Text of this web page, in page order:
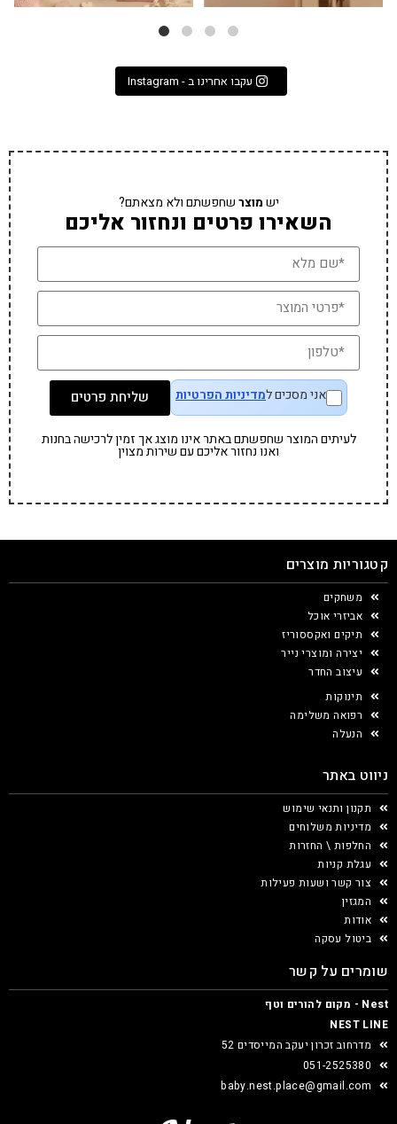
עקבו אחרינו ב - Instagram
ישמוצרשחפשתם ולא מצאתם?
השאירו פרטים ונחזור אליכם
אני מסכים למדיניות הפרטיות שליחת פרטים
לעיתים המוצר שחפשתם באתר אינו מוצג אך זמין לרכישה בחנות
ואנו נחזור אליכם עם שירות מצוין
קטגוריות מוצרים
משחקים
אביזרי אוכל
תיקים ואקססוריז
יצירה ומוצרי נייר
עיצוב החדר
תינוקות
רפואה משלימה
הנעלה
ניווט באתר
תקנון ותנאי שימוש
מדיניות משלוחים
החלפות \ החזרות
עגלת קניות
צור קשר ושעות פעילות
המגזין
אודות
ביטול עסקה
שומרים על קשר
Nest - מקום להורים וטף
NEST LINE
מדרחוב זכרון יעקב המייסדים 52
051-2525380
baby.nest.place@gmail.com